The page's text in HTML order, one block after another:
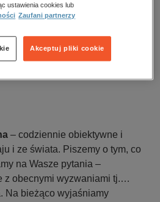
– codziennie obiektywne i
i ze świata. Piszemy o tym, co
na Wasze pytania –
z obecnymi wyzwaniami tj.
Na bieżąco wyjaśniamy
ustawienia cookies lub
Zaufani partnerzy
Akceptuj pliki cookie